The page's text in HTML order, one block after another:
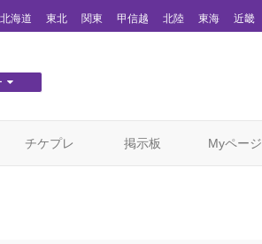
北海道 東北 関東 甲信越 北陸 東海 近畿
チケプレ 掲示板 Myページ